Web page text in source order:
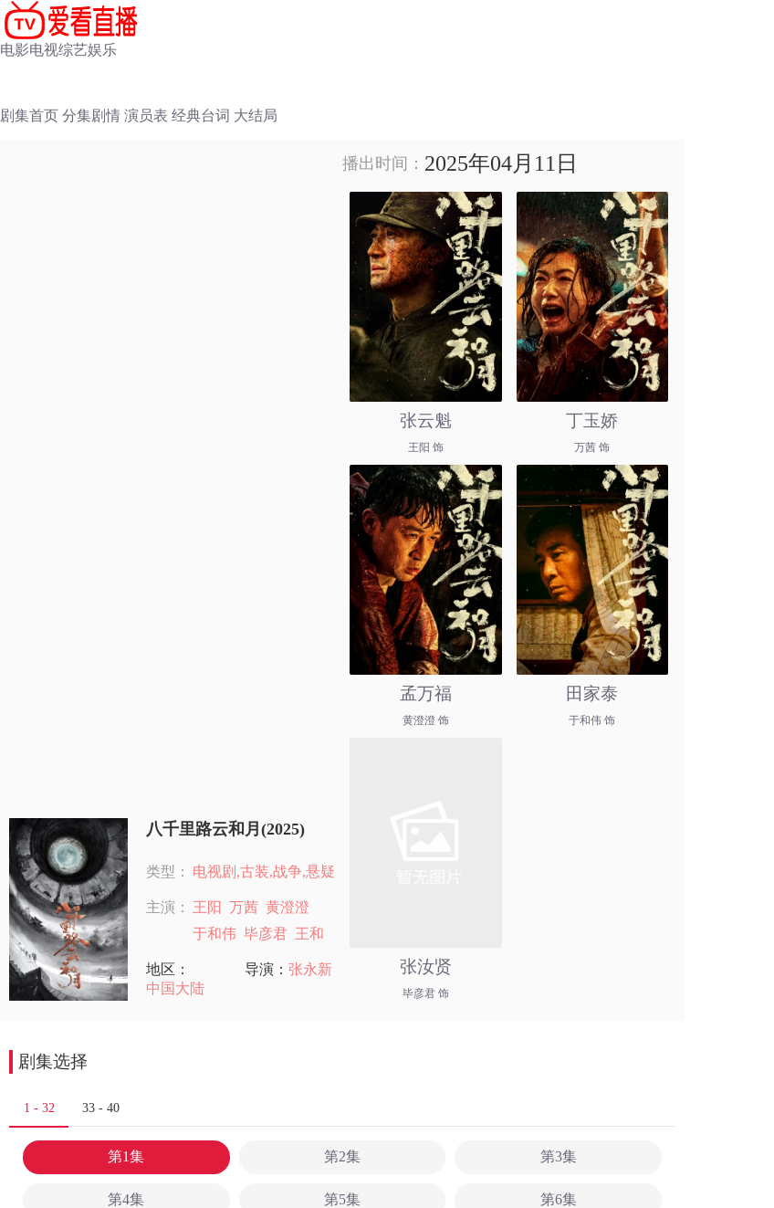
电影电视综艺娱乐
剧集首页 分集剧情 演员表 经典台词 大结局
八千里路云和月(2025)
类型： 电视剧,古装,战争,悬疑
主演： 王阳 万茜 黄澄澄
于和伟 毕彦君 王和
地区：
中国大陆
导演： 张永新
播出时间： 2025年04月11日
张云魁
王阳 饰
丁玉娇
万茜 饰
孟万福
黄澄澄 饰
田家泰
于和伟 饰
张汝贤
毕彦君 饰
剧集选择
1 - 32 33 - 40
第1集 第2集 第3集
第4集 第5集 第6集